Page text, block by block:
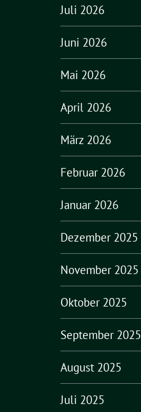
Juli 2026
Juni 2026
Mai 2026
April 2026
März 2026
Februar 2026
Januar 2026
Dezember 2025
November 2025
Oktober 2025
September 2025
August 2025
Juli 2025